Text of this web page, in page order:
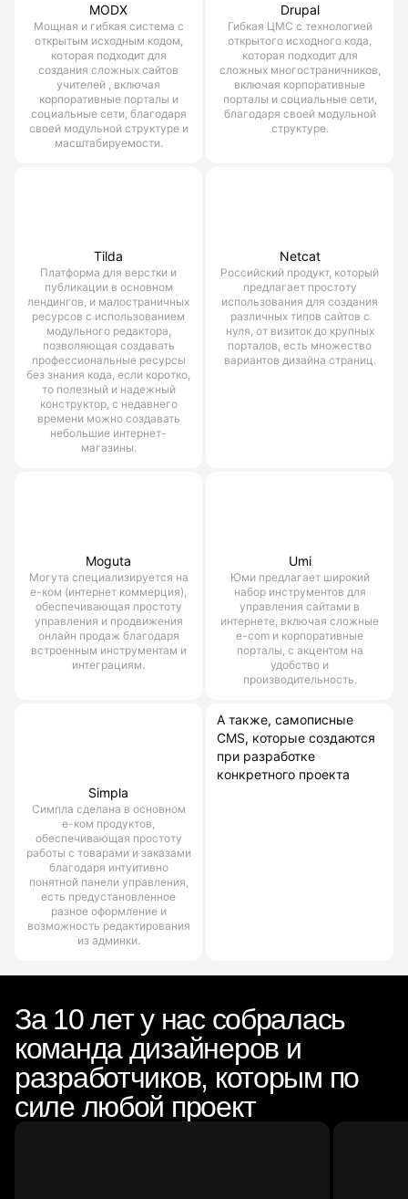
MODX
Мощная и гибкая система с
открытым исходным кодом,
которая подходит для
создания сложных сайтов
учителей , включая
корпоративные порталы и
социальные сети, благодаря
своей модульной структуре и
масштабируемости.
Drupal
Гибкая ЦМС с технологией
открытого исходного кода,
которая подходит для
сложных многостраничников,
включая корпоративные
порталы и социальные сети,
благодаря своей модульной
структуре.
Tilda
Платформа для верстки и
публикации в основном
лендингов, и малостраничных
ресурсов с использованием
модульного редактора,
позволяющая создавать
профессиональные ресурсы
без знания кода, если коротко,
то полезный и надежный
конструктор, с недавнего
времени можно создавать
небольшие интернет-
магазины.
Netcat
Российский продукт, который
предлагает простоту
использования для создания
различных типов сайтов с
нуля, от визиток до крупных
порталов, есть множество
вариантов дизайна страниц.
Moguta
Могута специализируется на
е-ком (интернет коммерция),
обеспечивающая простоту
управления и продвижения
онлайн продаж благодаря
встроенным инструментам и
интеграциям.
Umi
Юми предлагает широкий
набор инструментов для
управления сайтами в
интернете, включая сложные
e-com и корпоративные
порталы, с акцентом на
удобство и
производительность.
Simpla
Симпла сделана в основном
е-ком продуктов,
обеспечивающая простоту
работы с товарами и заказами
благодаря интуитивно
понятной панели управления,
есть предустановленное
разное оформление и
возможность редактирования
из админки.
А также, самописные
CMS, которые создаются
при разработке
конкретного проекта
За 10 лет у нас собралась
команда дизайнеров и
разработчиков, которым по
силе любой проект